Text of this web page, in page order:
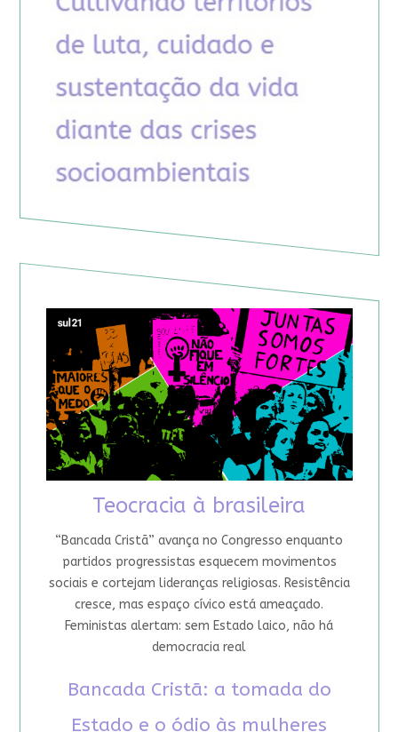
Teocracia à brasileira
“Bancada Cristã” avança no Congresso enquanto
partidos progressistas esquecem movimentos
sociais e cortejam lideranças religiosas. Resistência
cresce, mas espaço cívico está ameaçado.
Feministas alertam: sem Estado laico, não há
democracia real
Bancada Cristã: a tomada do
Estado e o ódio às mulheres